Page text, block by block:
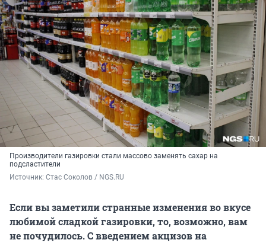
Производители газировки стали массово заменять сахар на
подсластители
Источник: Стас Соколов / NGS.RU
Если вы заметили странные изменения во вкусе
любимой сладкой газировки, то, возможно, вам
не почудилось. С введением акцизов на